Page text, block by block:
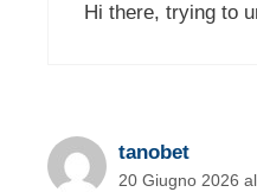
Hi there, trying to
tanobet
20 Giugno 2026